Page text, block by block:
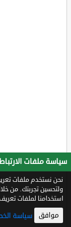
سياسة ملفات
نحن نستخدم ملفات
ولتحسين تجربتك. من
استخدامنا لملفات تعريف
موافق سياسة